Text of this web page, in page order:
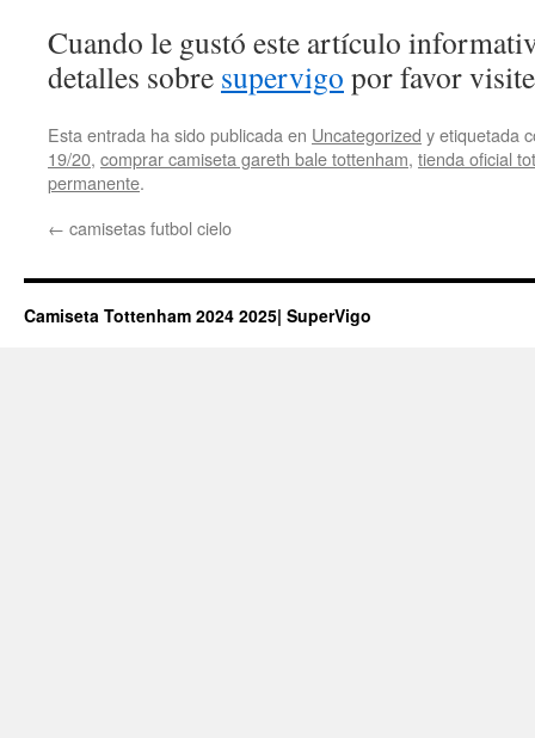
Cuando le gustó este artículo
detalles sobre supervigo por favor
Esta entrada ha sido publicada en Uncategorized y etiquetada
19/20, comprar camiseta gareth bale tottenham, tienda oficial
permanente.
← camisetas futbol cielo
Camiseta Tottenham 2024 2025| SuperVigo